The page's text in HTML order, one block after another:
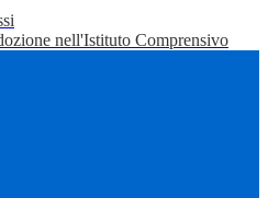
nell'Istituto Comprensivo